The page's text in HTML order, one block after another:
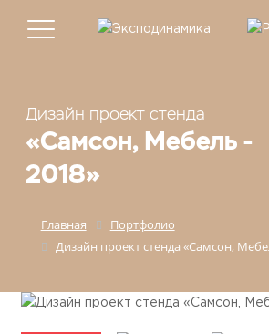
Главная
Портфолио
Дизайн проект стенда «Самсон,
Дизайн проект стенда
«Самсон, Мебель -
2018»